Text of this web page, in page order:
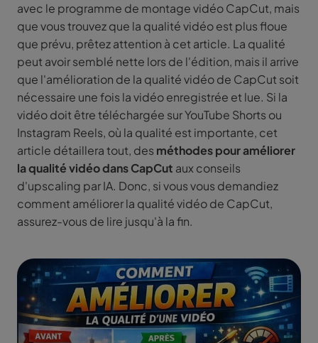
avec le programme de montage vidéo CapCut, mais
que vous trouvez que la qualité vidéo est plus floue
que prévu, prêtez attention à cet article. La qualité
peut avoir semblé nette lors de l'édition, mais il arrive
que l'amélioration de la qualité vidéo de CapCut soit
nécessaire une fois la vidéo enregistrée et lue. Si la
vidéo doit être téléchargée sur YouTube Shorts ou
Instagram Reels, où la qualité est importante, cet
article détaillera tout, des méthodes pour améliorer
la qualité vidéo dans CapCut aux conseils
d'upscaling par IA. Donc, si vous vous demandiez
comment améliorer la qualité vidéo de CapCut,
assurez-vous de lire jusqu'à la fin.